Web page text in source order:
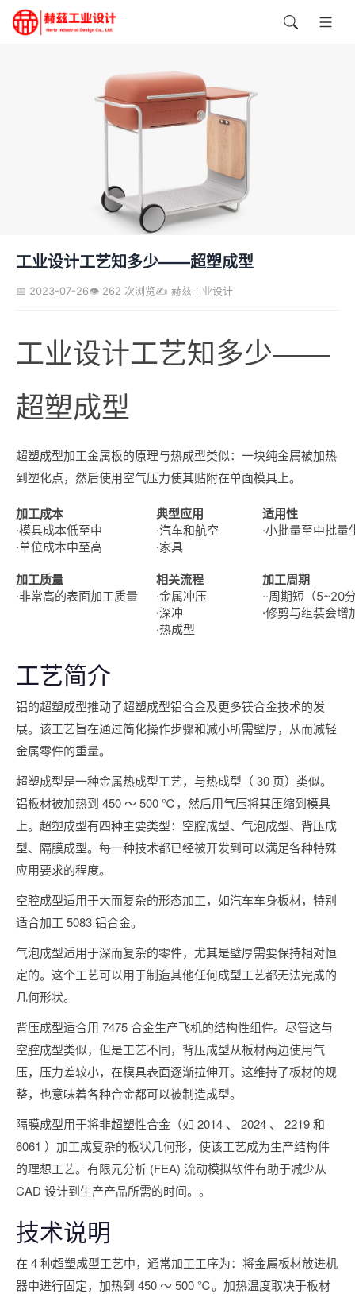
工业设计工艺知多少——超塑成型
📅 2023-07-26👁️ 262 次浏览✍️ 赫兹工业设计
工业设计工艺知多少——
超塑成型
超塑成型加工金属板的原理与热成型类似：一块纯金属被加热
到塑化点，然后使用空气压力使其贴附在单面模具上。
加工成本
·模具成本低至中
·单位成本中至高
典型应用
·汽车和航空
·家具
适用性
·小批量至中批量
加工质量
·非常高的表面加工质量
相关流程
·金属冲压
·深冲
·热成型
加工周期
··周期短（5~20
·修剪与组装会增
工艺简介
铝的超塑成型推动了超塑成型铝合金及更多镁合金技术的发
展。该工艺旨在通过简化操作步骤和减小所需壁厚，从而减轻
金属零件的重量。
超塑成型是一种金属热成型工艺，与热成型（ 30 页）类似。
铝板材被加热到 450 ～ 500 ℃，然后用气压将其压缩到模具
上。超塑成型有四种主要类型：空腔成型、气泡成型、背压成
型、隔膜成型。每一种技术都已经被开发到可以满足各种特殊
应用要求的程度。
空腔成型适用于大而复杂的形态加工，如汽车车身板材，特别
适合加工 5083 铝合金。
气泡成型适用于深而复杂的零件，尤其是壁厚需要保持相对恒
定的。这个工艺可以用于制造其他任何成型工艺都无法完成的
几何形状。
背压成型适合用 7475 合金生产飞机的结构性组件。尽管这与
空腔成型类似，但是工艺不同，背压成型从板材两边使用气
压，压力差较小，在模具表面逐渐拉伸开。这维持了板材的规
整，也意味着各种合金都可以被制造成型。
隔膜成型用于将非超塑性合金（如 2014 、 2024 、 2219 和
6061 ）加工成复杂的板状几何形，使该工艺成为生产结构件
的理想工艺。有限元分析 (FEA) 流动模拟软件有助于减少从
CAD 设计到生产产品所需的时间。。
技术说明
在 4 种超塑成型工艺中，通常加工工序为：将金属板材放进机
器中进行固定，加热到 450 ～ 500 ℃。加热温度取决于板材